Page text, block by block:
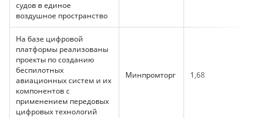
судов в единое
воздушное пространство
На базе цифровой
платформы реализованы
проекты по созданию
беспилотных
авиационных систем и их
компонентов с
применением передовых
цифровых технологий
Минпромторг 1,68